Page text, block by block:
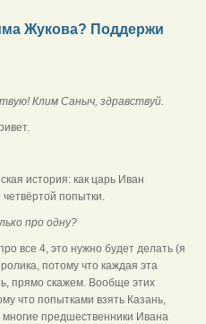
Жукова? Поддержи
Клим Саныч, здравствуй.
история: как царь Иван
попытки.
про одну?
все 4, это нужно будет делать (я
потому что каждая эта
прямо скажем. Вообще этих
что попытками взять Казань,
предшественники Ивана